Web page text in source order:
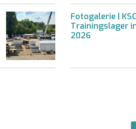
Fotogalerie |
Trainingslager
2026